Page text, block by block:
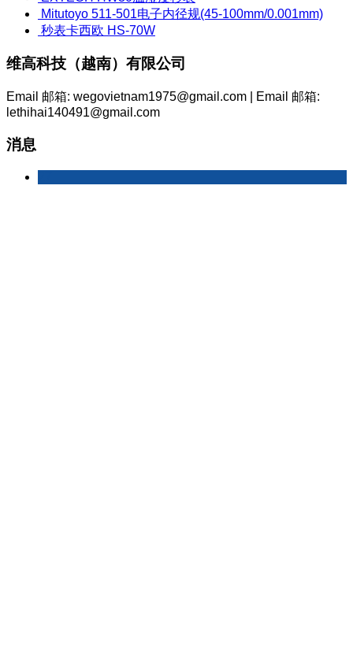
Mitutoyo 511-501电子内径规(45-100mm/0.001mm)
秒表卡西欧 HS-70W
维高科技（越南）有限公司
Email 邮箱: wegovietnam1975@gmail.com | Email 邮箱:
lethihai140491@gmail.com
消息